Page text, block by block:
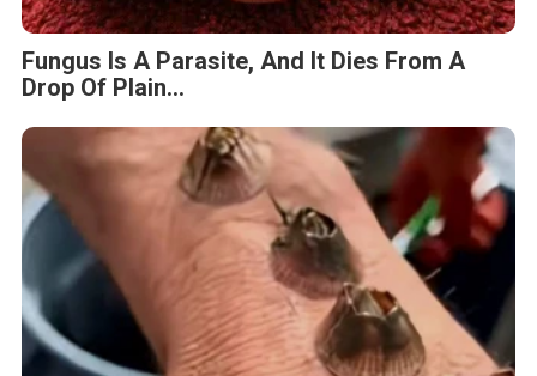
Fungus Is A Parasite, And It Dies From A
Drop Of Plain...